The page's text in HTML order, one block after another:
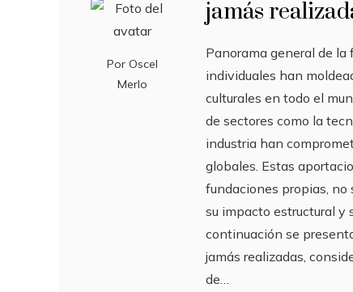
Por Oscel
Merlo
jamás
Panorama general de
individuales han
culturales en todo el
de sectores como la
industria han
globales. Estas
fundaciones propias, no
su impacto estructural y
continuación se
jamás realizadas,
de…